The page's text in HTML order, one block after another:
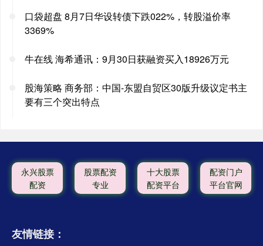
口袋超盘 8月7日华设转债下跌022%，转股溢价率
3369%
牛在线 海希通讯：9月30日获融资买入18926万元
股海策略 商务部：中国-东盟自贸区30版升级议定书主
要有三个突出特点
永兴股票
配资
股票配资
专业
十大股票
配资平台
配资门户
平台官网
友情链接：